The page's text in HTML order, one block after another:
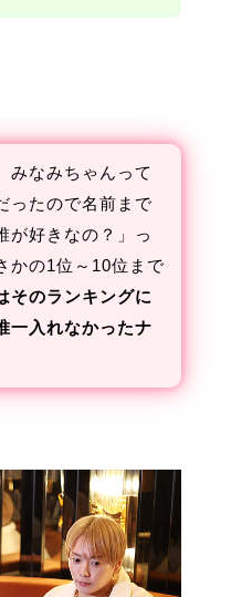
みなみちゃんって
ったので名前まで
が好きなの？」っ
かの1位～10位まで
そのランキングに
一入れなかったナ